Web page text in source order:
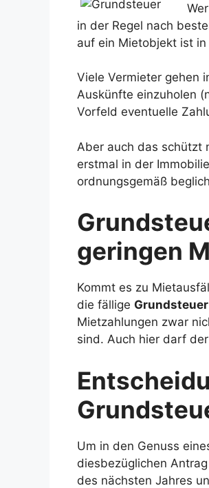
in der Regel nach
auf ein Mietobjekt ist
Viele Vermieter gehen
Auskünfte einzuholen
Vorfeld eventuelle
Aber auch das schützt
erstmal in der
ordnungsgemäß
geringen
Kommt es zu
die fällige Grundsteuer
Mietzahlungen zwar
sind. Auch hier darf
Um in den Genuss
diesbezüglichen
des nächsten Jahres